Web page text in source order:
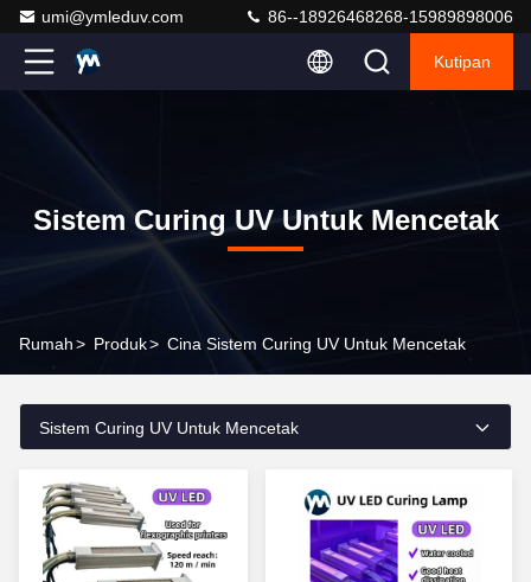
umi@ymleduv.com 86--18926468268-15989898006
Kutipan
Sistem Curing UV Untuk Mencetak
Rumah> Produk> Cina Sistem Curing UV Untuk Mencetak
Sistem Curing UV Untuk Mencetak